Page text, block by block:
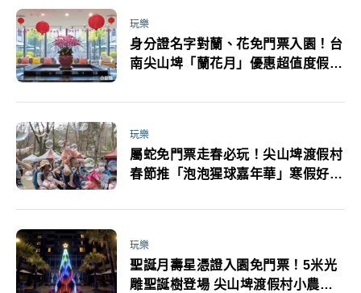
玩樂
身分證名字對蘭、花免門票入園！台
南尖山埤「蘭花月」優惠超值度假體
玩樂
屬蛇免門票走春必玩！尖山埤渡假村
春節推「泡泡猩球嘉年華」寒假好康
玩樂
聖誕月壽星憑證入園免門票！5米光
雕聖誕樹登場 尖山埤渡假村小農市